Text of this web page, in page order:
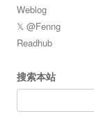
Weblog
𝕏 @Fenng
Readhub
搜索本站
for: